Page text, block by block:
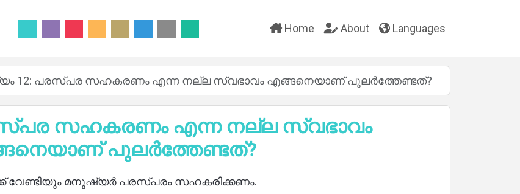
Home About Languages
12: പരസ്പര സഹകരണം എന്ന നല്ല സ്വഭാവം എങ്ങനെയാണ് പുലർത്തേണ്ടത്?
സഹകരണം എന്ന നല്ല സ്വഭാവം
പുലർത്തേണ്ടത്?
വേണ്ടിയും മനുഷ്യർ പരസ്പരം സഹകരിക്കണം.